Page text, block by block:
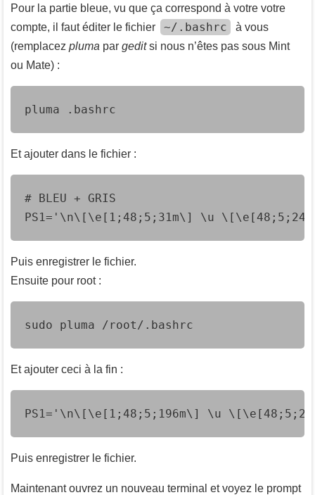
Pour la partie bleue, vu que ça correspond à votre votre
compte, il faut éditer le fichier
~/.bashrc
à vous
(remplacez pluma par geditsi nous n’êtes pas sous Mint
ou Mate) :
pluma .bashrc
Et ajouter dans le fichier :
# BLEU + GRIS
PS1='\n\[\e[1;48;5;31m\] \u
Puis enregistrer le fichier.
Ensuite pour root :
sudo pluma /root/.bashrc
Et ajouter ceci à la fin :
PS1='\n\[\e[1;48;5;196m\] \u
Puis enregistrer le fichier.
Maintenant ouvrez un nouveau terminal et voyez le prompt